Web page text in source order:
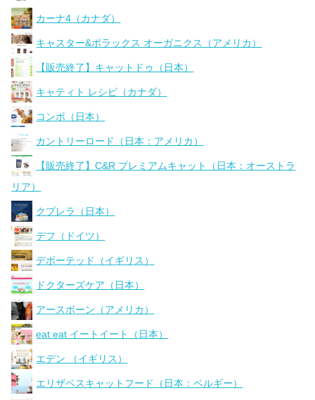
カーナ4（カナダ）
キャスター&ポラックス オーガニクス（アメリカ）
【販売終了】キャットドゥ（日本）
キャティト レシピ（カナダ）
コンボ（日本）
カントリーロード（日本：アメリカ）
【販売終了】C&R プレミアムキャット（日本：オーストラ
リア）
クプレラ（日本）
デフ（ドイツ）
デボーテッド（イギリス）
ドクターズケア（日本）
アースボーン（アメリカ）
eat eat イートイート（日本）
エデン （イギリス）
エリザベスキャットフード（日本：ベルギー）